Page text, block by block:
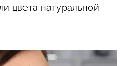
цвета натуральной